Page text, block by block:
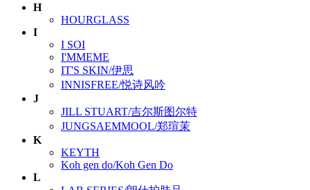
H
HOURGLASS
I
I SOI
I'MMEME
IT'S SKIN/伊思
INNISFREE/悦诗风吟
J
JILL STUART/吉尔斯图尔特
JUNGSAEMMOOL/郑瑄茉
K
KEYTH
Koh gen do/Koh Gen Do
L